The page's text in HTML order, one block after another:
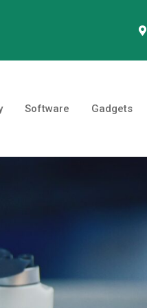
Software Gadgets